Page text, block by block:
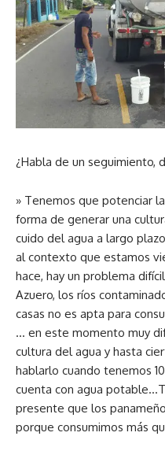
¿Habla de un seguimiento,
» Tenemos que potenciar
forma de generar una
cuido del agua a largo
al contexto que estamos
hace, hay un problema
Azuero, los ríos
casas no es apta para
… en este momento muy
cultura del agua y hasta
hablarlo cuando tenemos
cuenta con agua
presente que los
porque consumimos más